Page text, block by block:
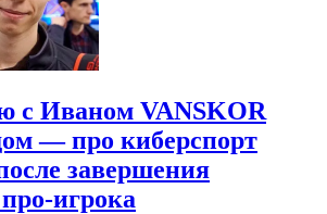
с Иваном VANSKOR
— про киберспорт
завершения
игрока